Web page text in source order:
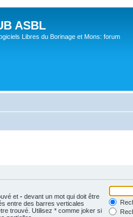
ASBL
Libres du Borinage et Mons: forum
et - devant un mot qui doit être
entre des barres verticales
trouvé. Utilisez * comme joker si